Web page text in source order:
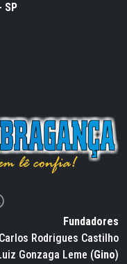
SP
Fundadores
Rodrigues Castilho
Gonzaga Leme (Gino)